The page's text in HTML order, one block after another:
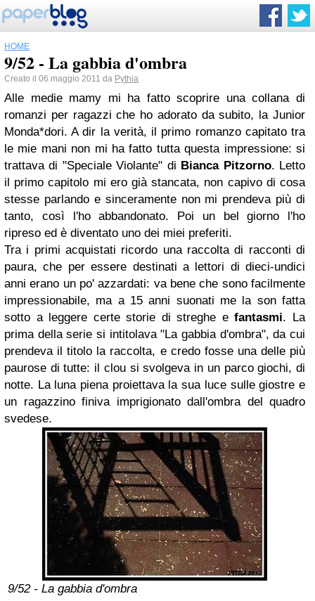
HOME
9/52 - La gabbia d'ombra
Creato il 06 maggio 2011 da Pythia
Alle medie mamy mi ha fatto scoprire una collana di
romanzi per ragazzi che ho adorato da subito, la Junior
Monda*dori. A dir la verità, il primo romanzo capitato tra
le mie mani non mi ha fatto tutta questa impressione: si
trattava di "Speciale Violante" di Bianca Pitzorno. Letto
il primo capitolo mi ero già stancata, non capivo di cosa
stesse parlando e sinceramente non mi prendeva più di
tanto, così l'ho abbandonato. Poi un bel giorno l'ho
ripreso ed è diventato uno dei miei preferiti.
Tra i primi acquistati ricordo una raccolta di racconti di
paura, che per essere destinati a lettori di dieci-undici
anni erano un po' azzardati: va bene che sono facilmente
impressionabile, ma a 15 anni suonati me la son fatta
sotto a leggere certe storie di streghe efantasmi. La
prima della serie si intitolava "La gabbia d'ombra", da cui
prendeva il titolo la raccolta, e credo fosse una delle più
paurose di tutte: il clou si svolgeva in un parco giochi, di
notte. La luna piena proiettava la sua luce sulle giostre e
un ragazzino finiva imprigionato dall'ombra del quadro
svedese.
9/52 - La gabbia d'ombra